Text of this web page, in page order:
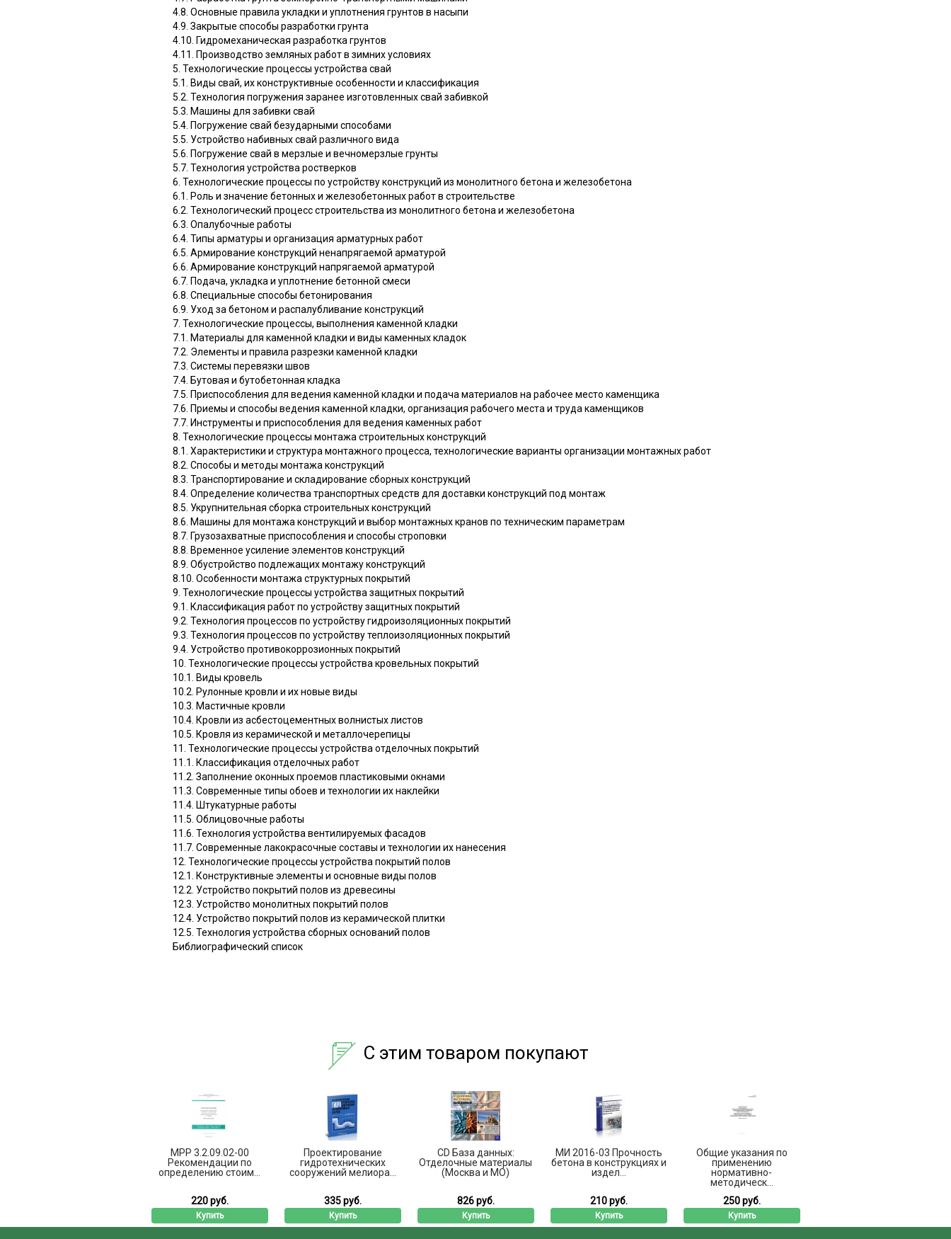
4.8. Основные правила укладки и уплотнения грунтов в насыпи
4.9. Закрытые способы разработки грунта
4.10. Гидромеханическая разработка грунтов
4.11. Производство земляных работ в зимних условиях
5. Технологические процессы устройства свай
5.1. Виды свай, их конструктивные особенности и классификация
5.2. Технология погружения заранее изготовленных свай забивкой
5.3. Машины для забивки свай
5.4. Погружение свай безударными способами
5.5. Устройство набивных свай различного вида
5.6. Погружение свай в мерзлые и вечномерзлые грунты
5.7. Технология устройства ростверков
6. Технологические процессы по устройству конструкций из монолитного бетона и железобетона
6.1. Роль и значение бетонных и железобетонных работ в строительстве
6.2. Технологический процесс строительства из монолитного бетона и железобетона
6.3. Опалубочные работы
6.4. Типы арматуры и организация арматурных работ
6.5. Армирование конструкций ненапрягаемой арматурой
6.6. Армирование конструкций напрягаемой арматурой
6.7. Подача, укладка и уплотнение бетонной смеси
6.8. Специальные способы бетонирования
6.9. Уход за бетоном и распалубливание конструкций
7. Технологические процессы, выполнения каменной кладки
7.1. Материалы для каменной кладки и виды каменных кладок
7.2. Элементы и правила разрезки каменной кладки
7.3. Системы перевязки швов
7.4. Бутовая и бутобетонная кладка
7.5. Приспособления для ведения каменной кладки и подача материалов на рабочее место каменщика
7.6. Приемы и способы ведения каменной кладки, организация рабочего места и труда каменщиков
7.7. Инструменты и приспособления для ведения каменных работ
8. Технологические процессы монтажа строительных конструкций
8.1. Характеристики и структура монтажного процесса, технологические варианты организации монтажных работ
8.2. Способы и методы монтажа конструкций
8.3. Транспортирование и складирование сборных конструкций
8.4. Определение количества транспортных средств для доставки конструкций под монтаж
8.5. Укрупнительная сборка строительных конструкций
8.6. Машины для монтажа конструкций и выбор монтажных кранов по техническим параметрам
8.7. Грузозахватные приспособления и способы строповки
8.8. Временное усиление элементов конструкций
8.9. Обустройство подлежащих монтажу конструкций
8.10. Особенности монтажа структурных покрытий
9. Технологические процессы устройства защитных покрытий
9.1. Классификация работ по устройству защитных покрытий
9.2. Технология процессов по устройству гидроизоляционных покрытий
9.3. Технология процессов по устройству теплоизоляционных покрытий
9.4. Устройство противокоррозионных покрытий
10. Технологические процессы устройства кровельных покрытий
10.1. Виды кровель
10.2. Рулонные кровли и их новые виды
10.3. Мастичные кровли
10.4. Кровли из асбестоцементных волнистых листов
10.5. Кровля из керамической и металлочерепицы
11. Технологические процессы устройства отделочных покрытий
11.1. Классификация отделочных работ
11.2. Заполнение оконных проемов пластиковыми окнами
11.3. Современные типы обоев и технологии их наклейки
11.4. Штукатурные работы
11.5. Облицовочные работы
11.6. Технология устройства вентилируемых фасадов
11.7. Современные лакокрасочные составы и технологии их нанесения
12. Технологические процессы устройства покрытий полов
12.1. Конструктивные элементы и основные виды полов
12.2. Устройство покрытий полов из древесины
12.3. Устройство монолитных покрытий полов
12.4. Устройство покрытий полов из керамической плитки
12.5. Технология устройства сборных оснований полов
Библиографический список
С этим товаром покупают
МРР 3.2.09.02-00
Рекомендации по
определению стоим...
220 руб.
Купить
Проектирование
гидротехнических
сооружений мелиора...
335 руб.
Купить
CD База данных:
Отделочные материалы
(Москва и МО)
826 руб.
Купить
МИ 2016-03 Прочность
бетона в конструкциях и
издел...
210 руб.
Купить
Общие указания по
применению
нормативно-
методическ...
250 руб.
Купить